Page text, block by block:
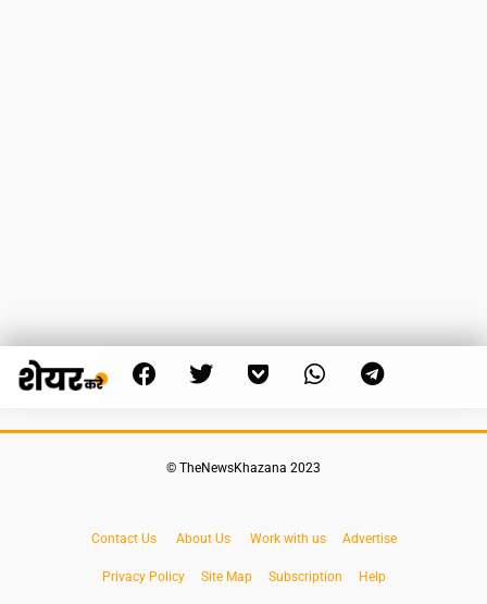
© TheNewsKhazana 2023
Contact Us About Us Work with us Advertise
Privacy Policy Site Map Subscription Help